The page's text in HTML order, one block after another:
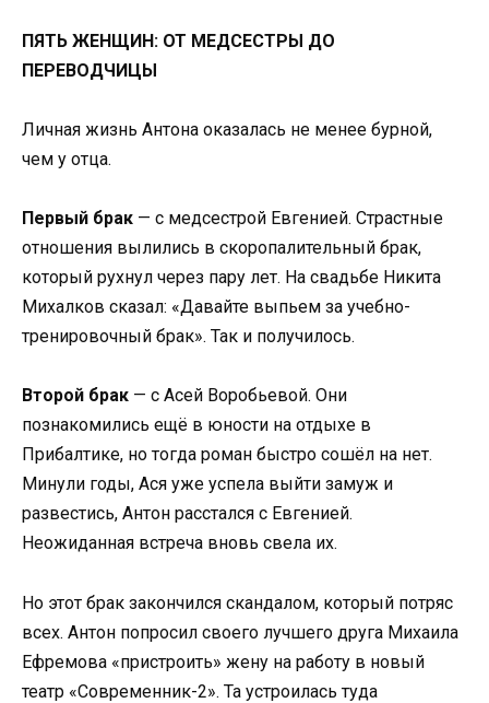
ПЯТЬ ЖЕНЩИН: ОТ МЕДСЕСТРЫ ДО
ПЕРЕВОДЧИЦЫ
Личная жизнь Антона оказалась не менее бурной,
чем у отца.
Первый брак — с медсестрой Евгенией. Страстные
отношения вылились в скоропалительный брак,
который рухнул через пару лет. На свадьбе Никита
Михалков сказал: «Давайте выпьем за учебно-
тренировочный брак». Так и получилось.
Второй брак — с Асей Воробьевой. Они
познакомились ещё в юности на отдыхе в
Прибалтике, но тогда роман быстро сошёл на нет.
Минули годы, Ася уже успела выйти замуж и
развестись, Антон расстался с Евгенией.
Неожиданная встреча вновь свела их.
Но этот брак закончился скандалом, который потряс
всех. Антон попросил своего лучшего друга Михаила
Ефремова «пристроить» жену на работу в новый
театр «Современник-2». Та устроилась туда